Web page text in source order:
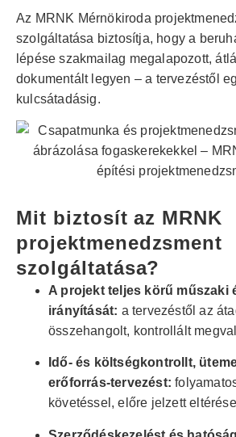
Az MRNK Mérnökiroda
szolgáltatása biztosítja, hogy a
lépése szakmailag megalapozott,
dokumentált legyen – a tervezéstől
kulcsátadásig.
Mit biztosít az MRNK
projektmenedzsment
szolgáltatása?
A projekt teljes körű műszaki
irányítását: a tervezéstől az
összehangolt, kontrollált
Idő- és költségkontrollt,
erőforrás-tervezést:
követéssel, előre jelzett